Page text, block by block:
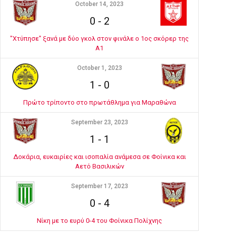
October 14, 2023
0 - 2
"Χτύπησε" ξανά με δύο γκολ στον φινάλε ο 1ος σκόρερ της
Α1
October 1, 2023
1 - 0
Πρώτο τρίποντο στο πρωτάθλημα για Μαραθώνα
September 23, 2023
1 - 1
Δοκάρια, ευκαιρίες και ισοπαλία ανάμεσα σε Φοίνικα και
Αετό Βασιλικών
September 17, 2023
0 - 4
Νίκη με το ευρύ 0-4 του Φοίνικα Πολίχνης